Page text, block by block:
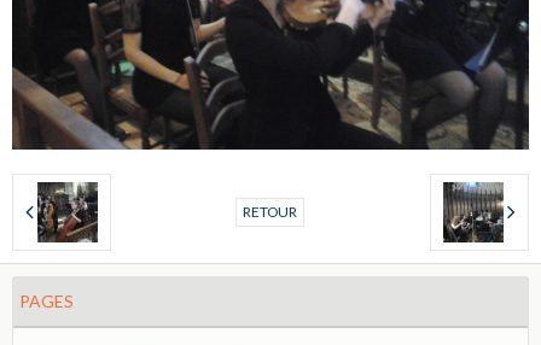
RETOUR
PAGES